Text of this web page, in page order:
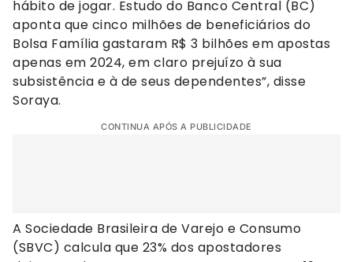
hábito de jogar. Estudo do Banco Central (BC)
aponta que cinco milhões de beneficiários do
Bolsa Família gastaram R$ 3 bilhões em apostas
apenas em 2024, em claro prejuízo à sua
subsistência e à de seus dependentes”, disse
Soraya.
CONTINUA APÓS A PUBLICIDADE
A Sociedade Brasileira de Varejo e Consumo
(SBVC) calcula que 23% dos apostadores